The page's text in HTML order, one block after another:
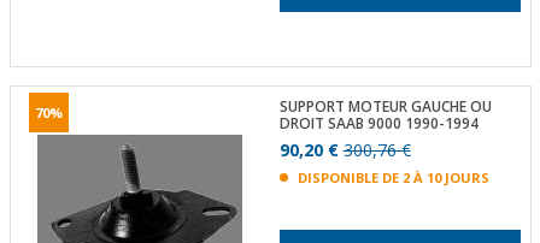
70%
SUPPORT MOTEUR GAUCHE OU
DROIT SAAB 9000 1990-1994
90,20 €300,76 €
DISPONIBLE DE 2 À 10 JOURS